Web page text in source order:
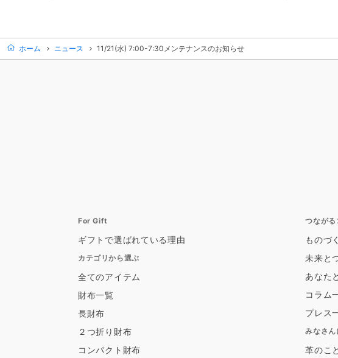
ホーム ニュース 11/21(水) 7:00-7:30メンテナンスのお知らせ
For Gift
ギフトで選ばれている理由
カテゴリから選ぶ
全てのアイテム
財布一覧
長財布
２つ折り財布
コンパクト財布
つながる
ものづ
未来と
あなた
コラム
プレス
みなさん
革のこ